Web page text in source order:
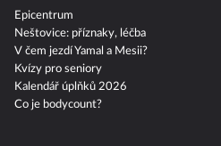
Epicentrum
Neštovice: příznaky, léčba
V čem jezdí Yamal a Mesii?
Kvízy pro seniory
Kalendář úplňků 2026
Co je bodycount?